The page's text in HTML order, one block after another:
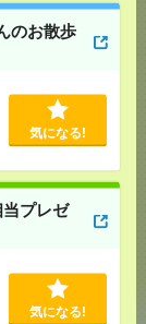
のお散歩
気になる!
プレゼ
気になる!
ブックマーク